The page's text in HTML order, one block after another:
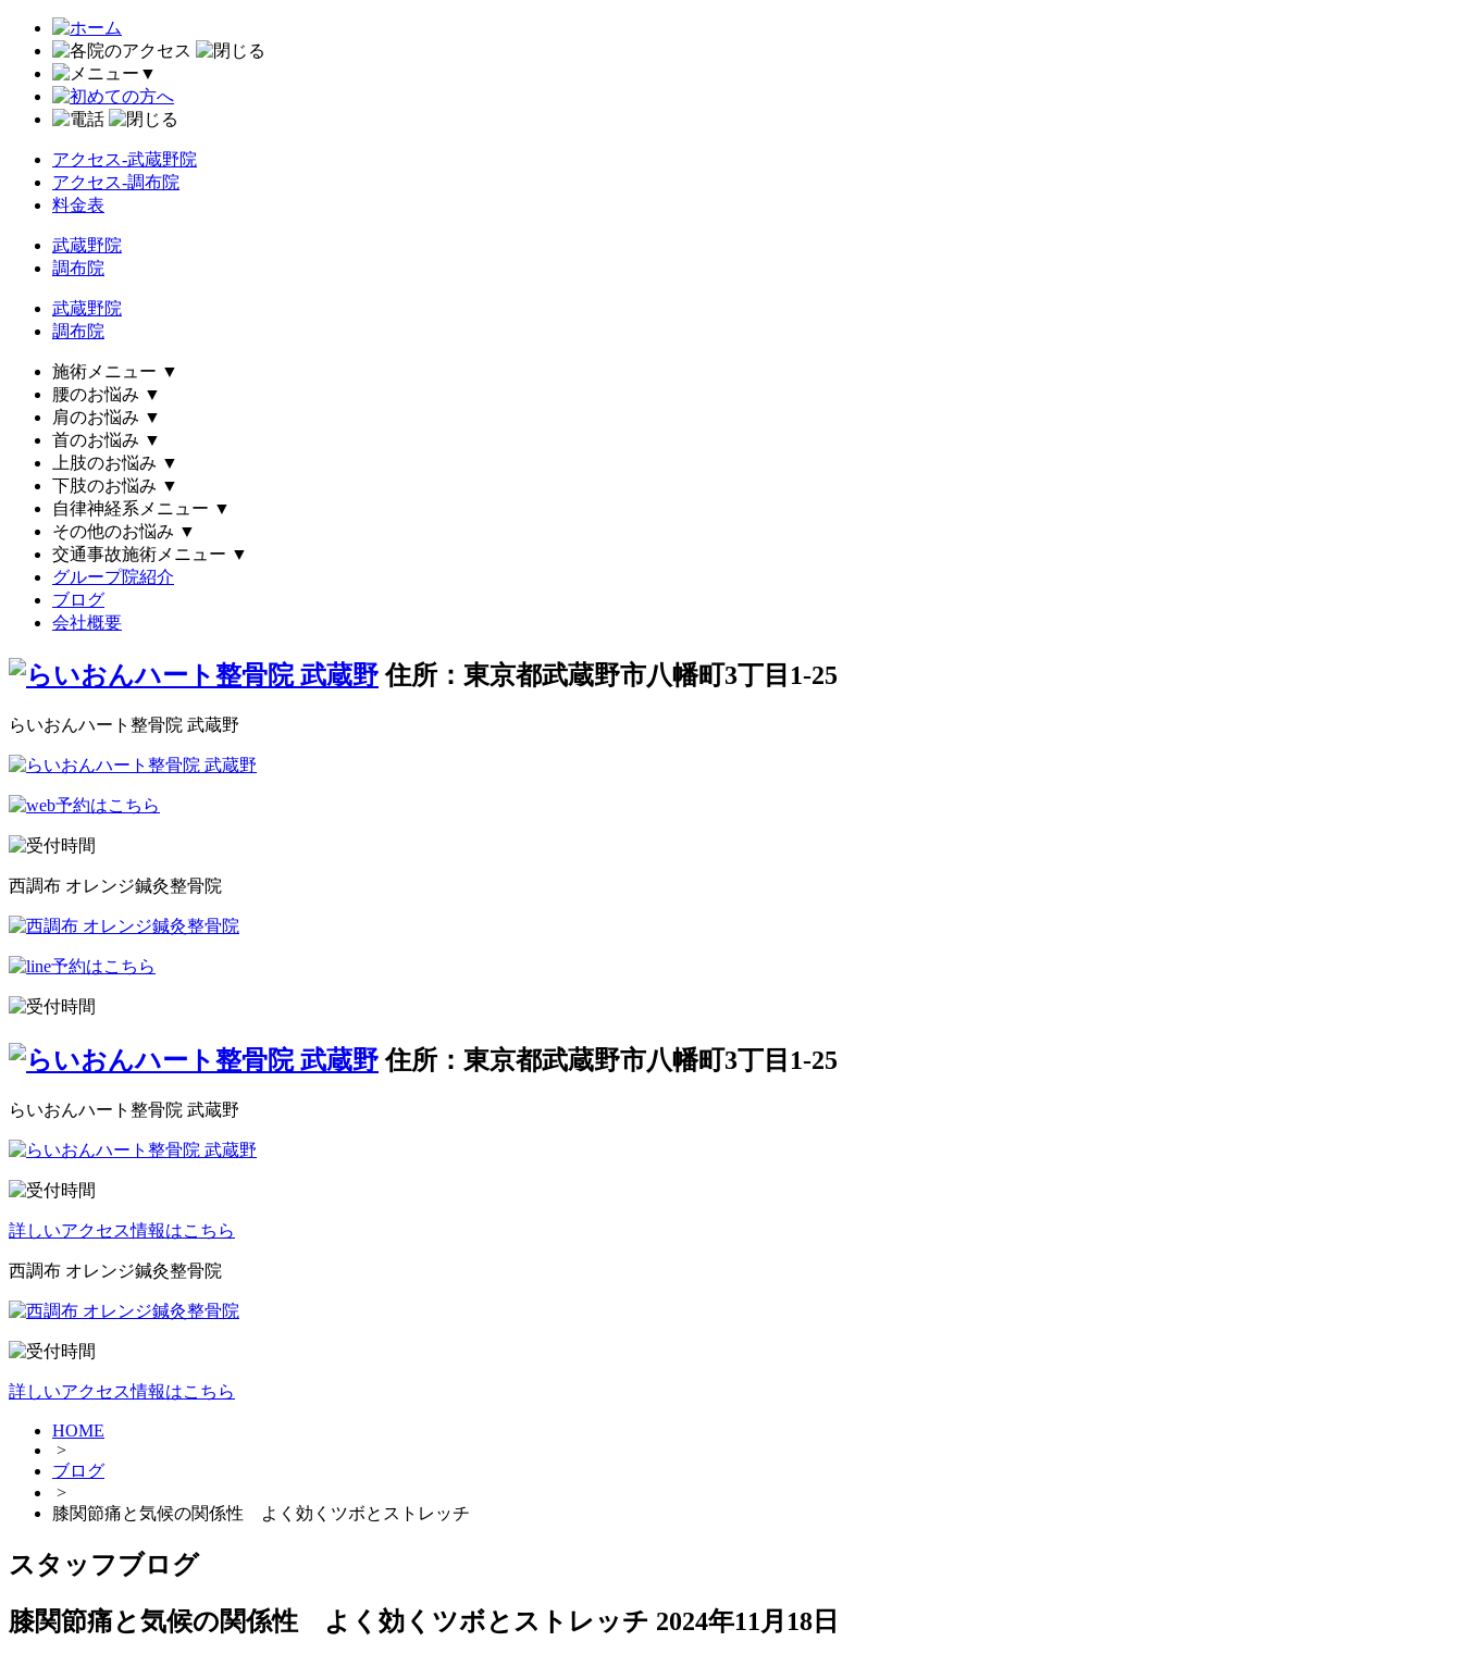
▼
アクセス-武蔵野院
アクセス-調布院
料金表
武蔵野院
調布院
武蔵野院
調布院
施術メニュー ▼
腰のお悩み ▼
肩のお悩み ▼
首のお悩み ▼
上肢のお悩み ▼
下肢のお悩み ▼
自律神経系メニュー ▼
その他のお悩み ▼
交通事故施術メニュー ▼
グループ院紹介
ブログ
会社概要
住所：東京都武蔵野市八幡町3丁目1-25
らいおんハート整骨院 武蔵野
西調布 オレンジ鍼灸整骨院
住所：東京都武蔵野市八幡町3丁目1-25
らいおんハート整骨院 武蔵野
詳しいアクセス情報はこちら
西調布 オレンジ鍼灸整骨院
詳しいアクセス情報はこちら
HOME
>
ブログ
>
膝関節痛と気候の関係性 よく効くツボとストレッチ
スタッフブログ
膝関節痛と気候の関係性 よく効くツボとストレッチ 2024年11月18日